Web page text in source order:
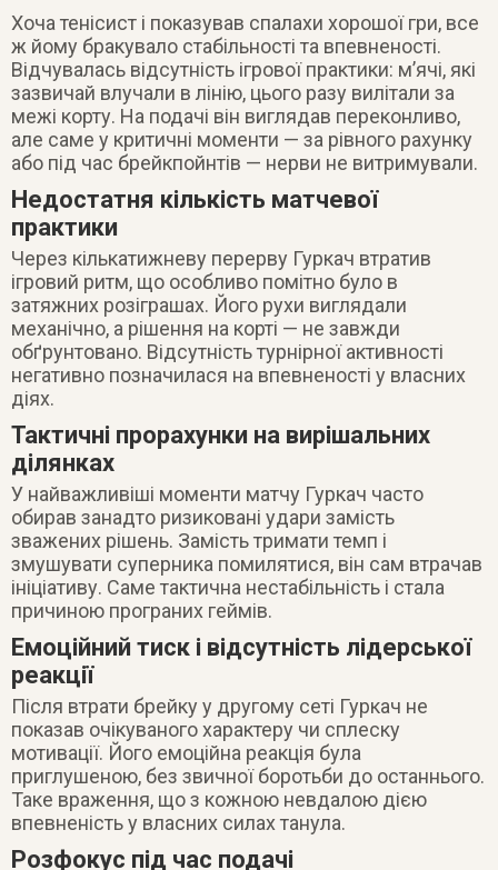
Хоча тенісист і показував спалахи хорошої гри, все
ж йому бракувало стабільності та впевненості.
Відчувалась відсутність ігрової практики: м’ячі, які
зазвичай влучали в лінію, цього разу вилітали за
межі корту. На подачі він виглядав переконливо,
але саме у критичні моменти — за рівного рахунку
або під час брейкпойнтів — нерви не витримували.
Недостатня кількість матчевої
практики
Через кількатижневу перерву Гуркач втратив
ігровий ритм, що особливо помітно було в
затяжних розіграшах. Його рухи виглядали
механічно, а рішення на корті — не завжди
обґрунтовано. Відсутність турнірної активності
негативно позначилася на впевненості у власних
діях.
Тактичні прорахунки на вирішальних
ділянках
У найважливіші моменти матчу Гуркач часто
обирав занадто ризиковані удари замість
зважених рішень. Замість тримати темп і
змушувати суперника помилятися, він сам втрачав
ініціативу. Саме тактична нестабільність і стала
причиною програних геймів.
Емоційний тиск і відсутність лідерської
реакції
Після втрати брейку у другому сеті Гуркач не
показав очікуваного характеру чи сплеску
мотивації. Його емоційна реакція була
приглушеною, без звичної боротьби до останнього.
Таке враження, що з кожною невдалою дією
впевненість у власних силах танула.
Розфокус під час подачі